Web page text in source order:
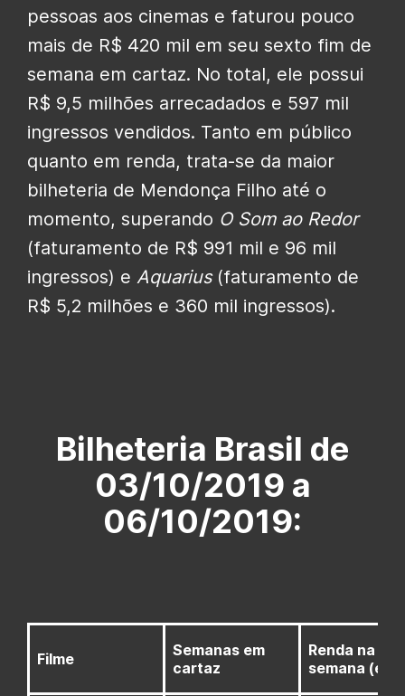
pessoas aos cinemas e faturou pouco
mais de R$ 420 mil em seu sexto fim de
semana em cartaz. No total, ele possui
R$ 9,5 milhões arrecadados e 597 mil
ingressos vendidos. Tanto em público
quanto em renda, trata-se da maior
bilheteria de Mendonça Filho até o
momento, superando O Som ao Redor
(faturamento de R$ 991 mil e 96 mil
ingressos) e Aquarius (faturamento de
R$ 5,2 milhões e 360 mil ingressos).
Bilheteria Brasil de
03/10/2019 a
06/10/2019:
Filme
Semanas em
cartaz
Renda na
semana (em